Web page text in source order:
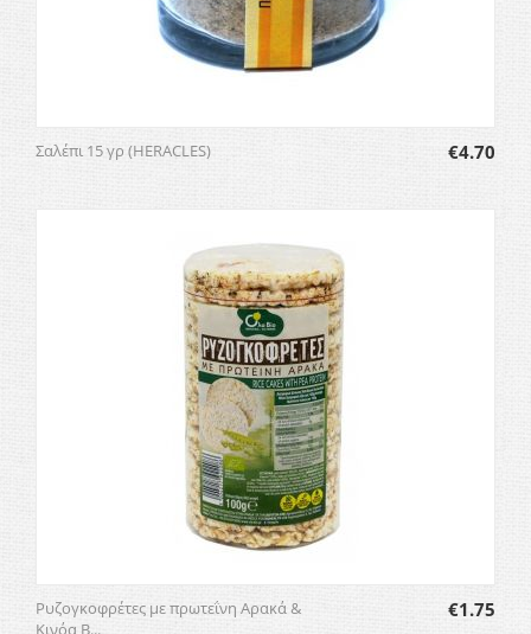
Σαλέπι 15 γρ (HERACLES) €4.70
Ρυζογκοφρέτες με πρωτεΐνη Αρακά &
Κινόα B...
€1.75